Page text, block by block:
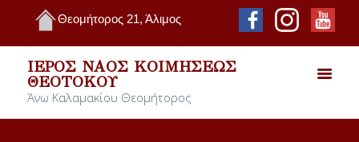
Θεομήτορος 21, Άλιμος
ΙΕΡΌΣ ΝΑΌΣ ΚΟΙΜΉΣΕΩΣ
ΘΕΟΤΌΚΟΥ
Άνω Καλαμακίου Θεομήτορος